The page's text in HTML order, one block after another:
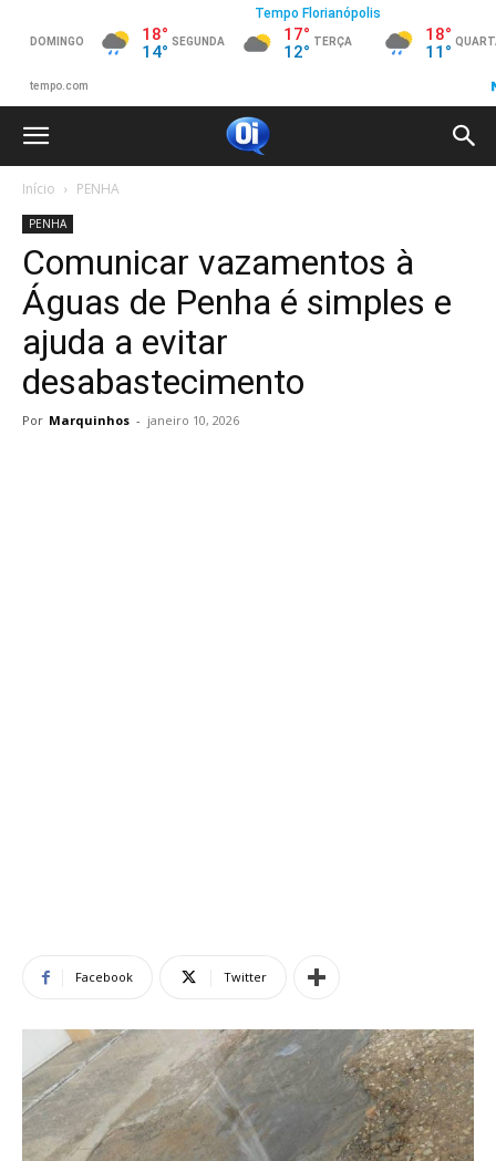
Início PENHA
PENHA
Comunicar vazamentos à
Águas de Penha é simples e
ajuda a evitar
desabastecimento
Por Marquinhos - janeiro 10, 2026
Facebook Twitter